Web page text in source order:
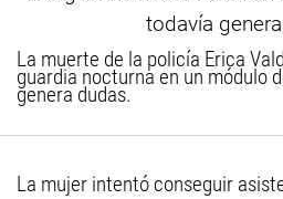
La muerte de la policía Erica
guardia nocturna en un módulo
genera dudas.
La mujer intentó conseguir